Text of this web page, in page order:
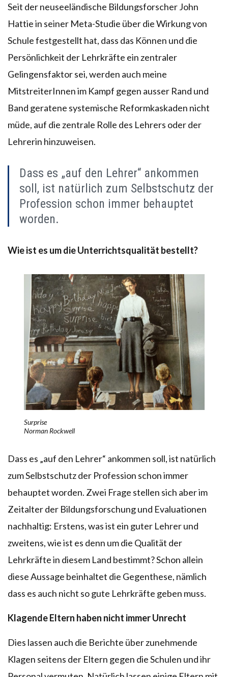
Seit der neuseeländische Bildungsforscher John
Hattie in seiner Meta-Studie über die Wirkung von
Schule festgestellt hat, dass das Können und die
Persönlichkeit der Lehrkräfte ein zentraler
Gelingensfaktor sei, werden auch meine
MitstreiterInnen im Kampf gegen ausser Rand und
Band geratene systemische Reformkaskaden nicht
müde, auf die zentrale Rolle des Lehrers oder der
Lehrerin hinzuweisen.
Dass es „auf den Lehrer“ ankommen
soll, ist natürlich zum Selbstschutz der
Profession schon immer behauptet
worden.
Wie ist es um die Unterrichtsqualität bestellt?
Surprise
Norman Rockwell
Dass es „auf den Lehrer“ ankommen soll, ist natürlich
zum Selbstschutz der Profession schon immer
behauptet worden. Zwei Frage stellen sich aber im
Zeitalter der Bildungsforschung und Evaluationen
nachhaltig: Erstens, was ist ein guter Lehrer und
zweitens, wie ist es denn um die Qualität der
Lehrkräfte in diesem Land bestimmt? Schon allein
diese Aussage beinhaltet die Gegenthese, nämlich
dass es auch nicht so gute Lehrkräfte geben muss.
Klagende Eltern haben nicht immer Unrecht
Dies lassen auch die Berichte über zunehmende
Klagen seitens der Eltern gegen die Schulen und ihr